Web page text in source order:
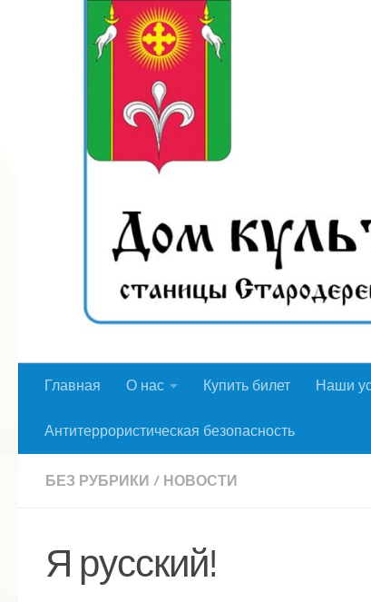
Перейти к содержимому
Главная О нас Купить билет Наши
Антитеррористическая безопасность
БЕЗ РУБРИКИ / НОВОСТИ
Я русский!